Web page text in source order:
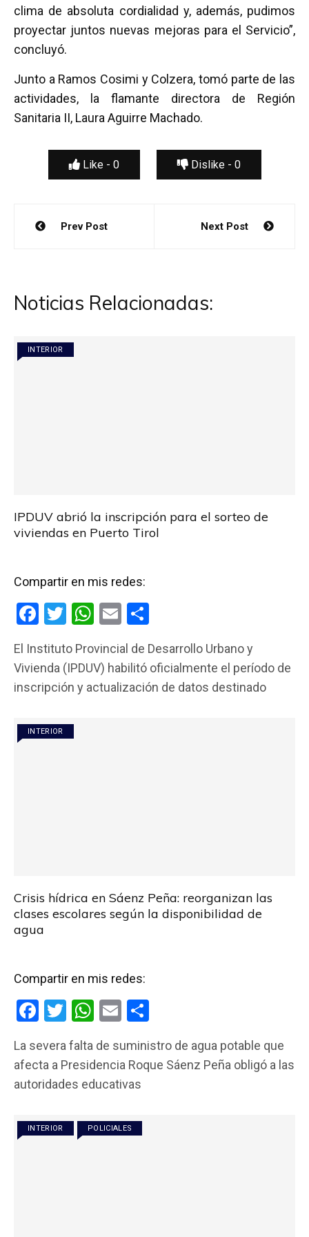
clima de absoluta cordialidad y, además, pudimos
proyectar juntos nuevas mejoras para el Servicio”,
concluyó.
Junto a Ramos Cosimi y Colzera, tomó parte de las
actividades, la flamante directora de Región
Sanitaria II, Laura Aguirre Machado.
Like - 0 Dislike - 0
Navegación
Prev Post Next Post
Noticias Relacionadas:
INTERIOR
IPDUV abrió la inscripción para el sorteo de
viviendas en Puerto Tirol
Compartir en mis redes:
F
ce
b
o
o
k
T
tt
er
W
at
s
E
ail m
p
El Instituto Provincial de Desarrollo Urbano y
Vivienda (IPDUV) habilitó oficialmente el período de
inscripción y actualización de datos destinado
INTERIOR
Crisis hídrica en Sáenz Peña: reorganizan las
clases escolares según la disponibilidad de
agua
Compartir en mis redes:
F
ce
b
o
k
T
tt
er
W
at
s
p
p
E
ail m
p
La severa falta de suministro de agua potable que
afecta a Presidencia Roque Sáenz Peña obligó a las
autoridades educativas
INTERIOR POLICIALES